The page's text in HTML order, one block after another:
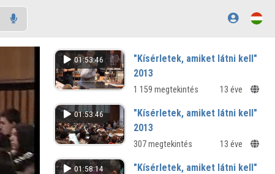
01:53:46
"Kísérletek, amiket látni kell"
2013
1 159 megtekintés 13 éve
01:53:46
"Kísérletek, amiket látni kell"
2013
307 megtekintés 13 éve
01:58:14
"Kísérletek, amiket látni kell"